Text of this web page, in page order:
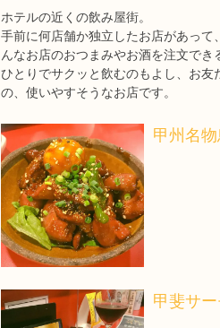
ホテルの近くの飲み屋街。
手前に何店舗か独立したお店があって
んなお店のおつまみやお酒を注文でき
ひとりでサクッと飲むのもよし、お友
の、使いやすそうなお店です。
甲州名
甲斐サ